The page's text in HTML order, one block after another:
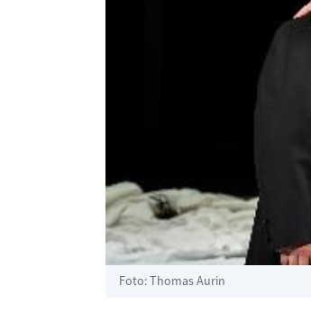
Foto: Thomas Aurin